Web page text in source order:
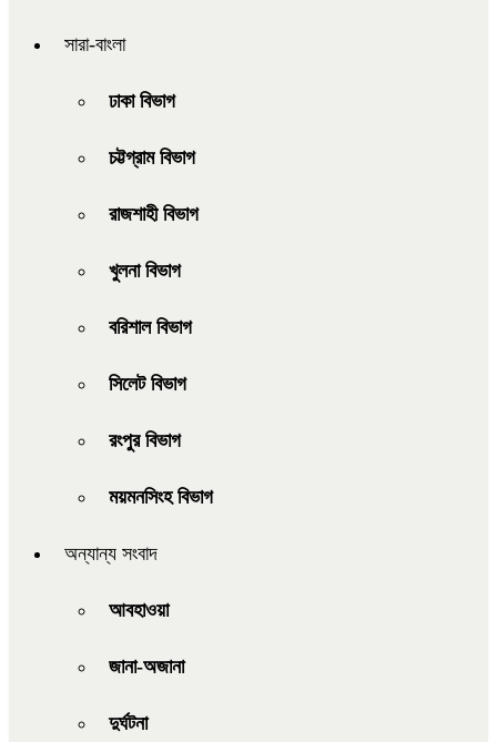
সারা-বাংলা
ঢাকা বিভাগ
চট্টগ্রাম বিভাগ
রাজশাহী বিভাগ
খুলনা বিভাগ
বরিশাল বিভাগ
সিলেট বিভাগ
রংপুর বিভাগ
ময়মনসিংহ বিভাগ
অন্যান্য সংবাদ
আবহাওয়া
জানা-অজানা
দুর্ঘটনা